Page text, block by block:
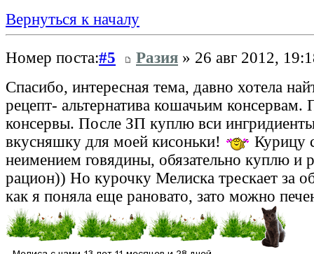
Вернуться к началу
Номер поста:#5 Разия » 26 авг 2012,
Спасибо, интересная тема, давно хотела
рецепт- альтернатива кошачьим консервам.
консервы. После ЗП куплю вси
вкусняшку для моей кисоньки!
Курицу
неимением говядины, обязательно куплю и
рацион)) Но курочку Мелиска трескает за
как я поняла еще рановато, зато можно